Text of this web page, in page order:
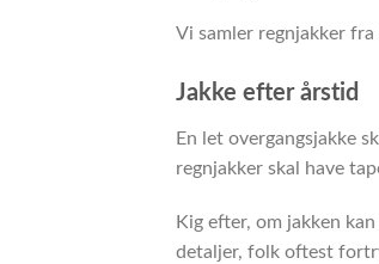
Vi samler regnjakker
Jakke efter årstid
En let overgangsjakke
regnjakker skal have
Kig efter, om jakken
detaljer, folk oftest